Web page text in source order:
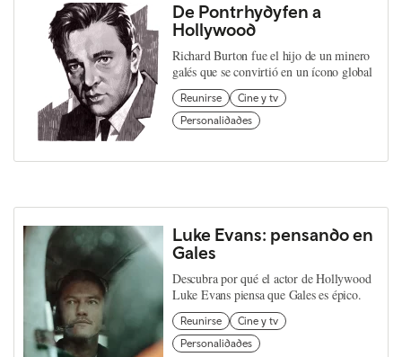
De Pontrhydyfen a
Hollywood
Richard Burton fue el hijo de un minero
galés que se convirtió en un ícono global
Reunirse
Cine y tv
Personalidades
Luke Evans: pensando en
Gales
Descubra por qué el actor de Hollywood
Luke Evans piensa que Gales es épico.
Reunirse
Cine y tv
Personalidades